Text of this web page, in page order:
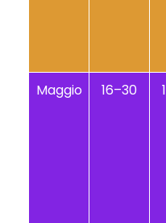
Maggio
16–30